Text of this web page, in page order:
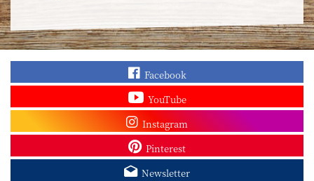
Finden Sie „So
Facebook
Sehen Sie mehr
YouTube
Besuchen Sie unser
Instagram
Sieh dir unsere Pins
Pinterest
Melden Sie sich zum
Newsletter